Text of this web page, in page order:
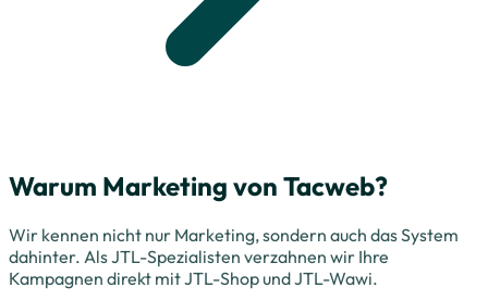
Warum Marketing von Tacweb?
Wir kennen nicht nur Marketing, sondern auch das System
dahinter. Als JTL-Spezialisten verzahnen wir Ihre
Kampagnen direkt mit JTL-Shop und JTL-Wawi.